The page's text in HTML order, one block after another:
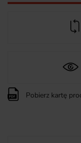
Pobierz kartę